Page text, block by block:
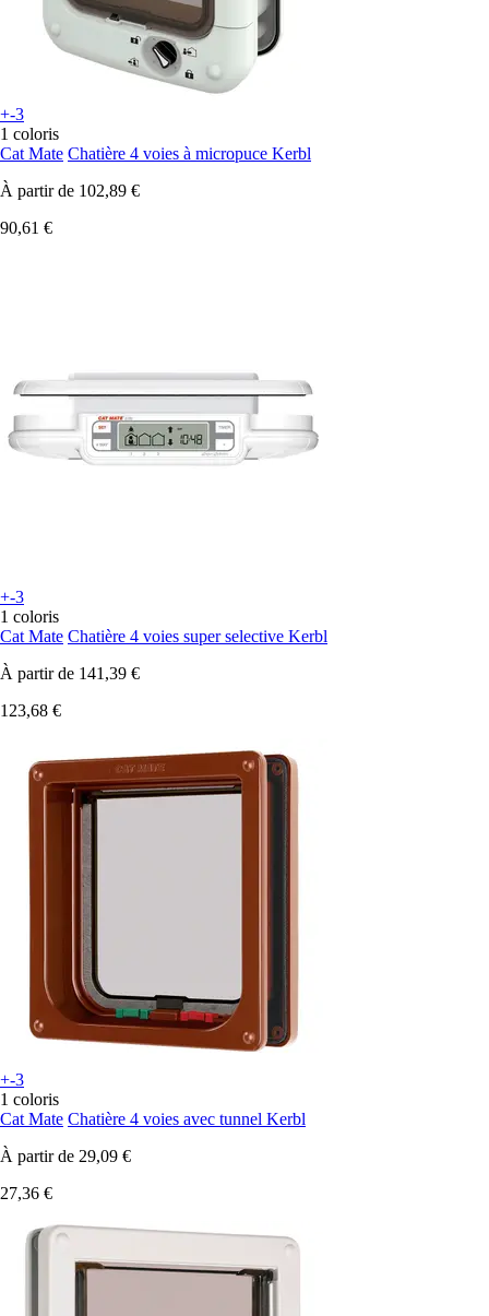
+-3
1 coloris
Cat Mate Chatière 4 voies à micropuce Kerbl
À partir de 102,89 €
90,61 €
+-3
1 coloris
Cat Mate Chatière 4 voies super selective Kerbl
À partir de 141,39 €
123,68 €
+-3
1 coloris
Cat Mate Chatière 4 voies avec tunnel Kerbl
À partir de 29,09 €
27,36 €